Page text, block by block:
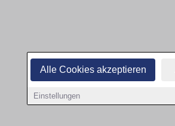
Alle Cookies akzeptieren
Einstellungen